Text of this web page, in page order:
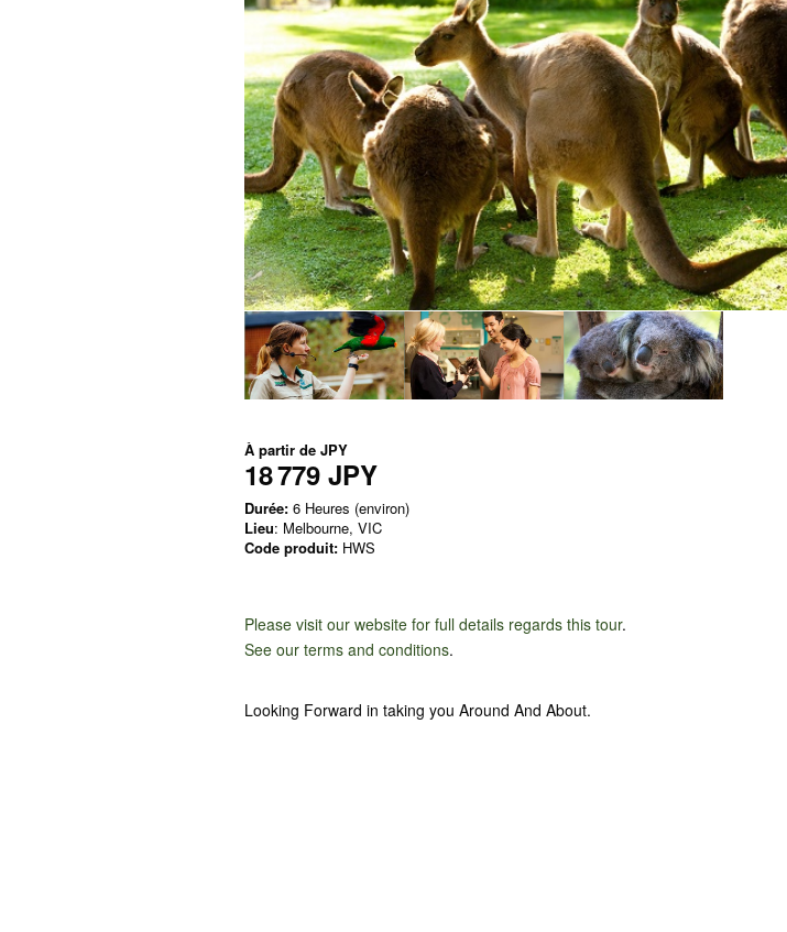
À partir de JPY
18 779 JPY
Durée: 6 Heures (environ)
Lieu: Melbourne, VIC
Code produit: HWS
Please visit our website for full details regards this tour.
See our terms and conditions.
Looking Forward in taking you Around And About.